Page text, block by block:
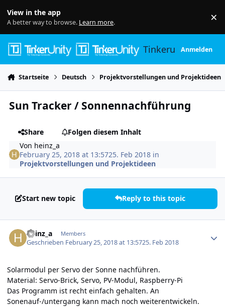
View in the app
A better way to browse. Learn more. ×
TinkerunityAnmelden
Startseite Deutsch Projektvorstellungen und Projektideen
Sun Tracker / Sonnennachführung
Share
Folgen diesem Inhalt
Von heinz_a
February 25, 2018 at 13:5725. Feb 2018 in
Projektvorstellungen und Projektideen
Start new topic Reply to this topic
heinz_a Members
Geschrieben February 25, 2018 at 13:5725. Feb 2018
Solarmodul per Servo der Sonne nachführen.
Material: Servo-Brick, Servo, PV-Modul, Raspberry-Pi
Das Programm ist recht einfach gehalten. An
Sonenauf-/untergang kann mach noch weiterentwickeln.